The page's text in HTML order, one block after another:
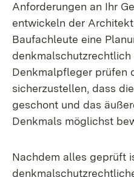
Anforderungen an Ihr
entwickeln der
Baufachleute eine
Denkmalpfleger prüfen
sicherzustellen, dass
geschont und das
Denkmals möglichst
Nachdem alles geprüft